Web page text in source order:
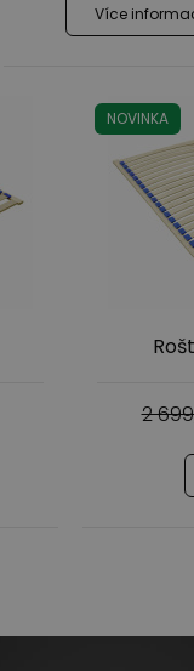
Více
NOVINKA
2